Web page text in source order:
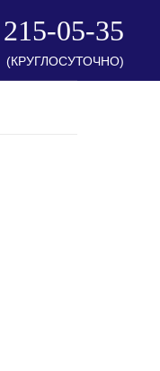
05-35
(КРУГЛОСУТОЧНО)